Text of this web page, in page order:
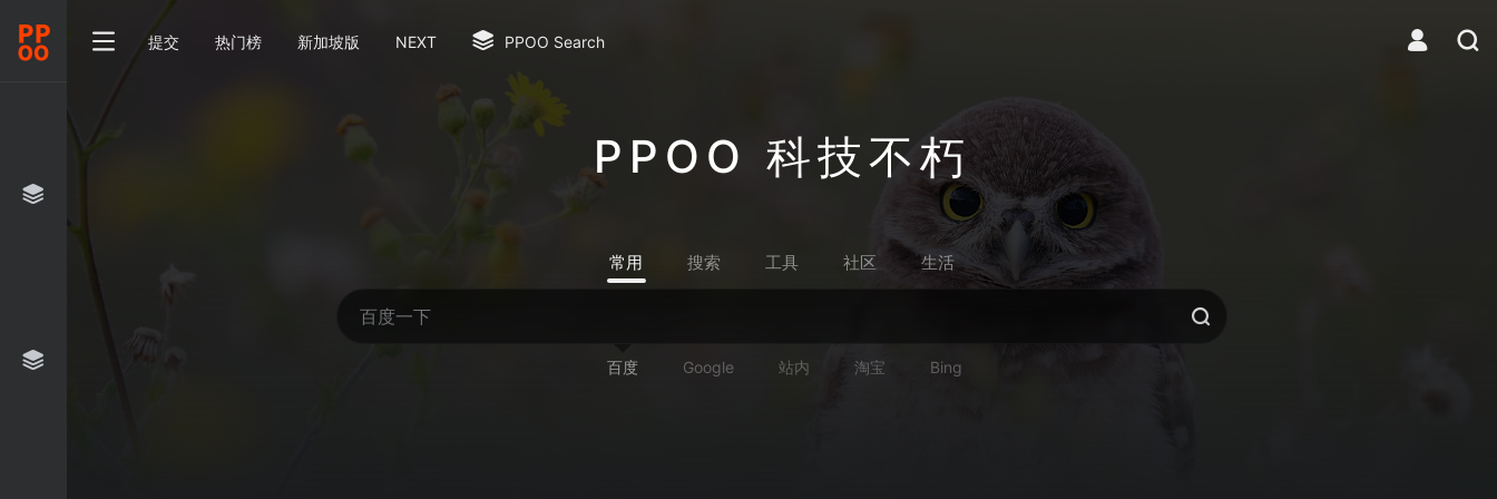
提交 热门榜 新加坡版 NEXT PPOO Search
PPOO 科技不朽
常用 搜索 工具 社区 生活
百度 Google 站内 淘宝 Bing